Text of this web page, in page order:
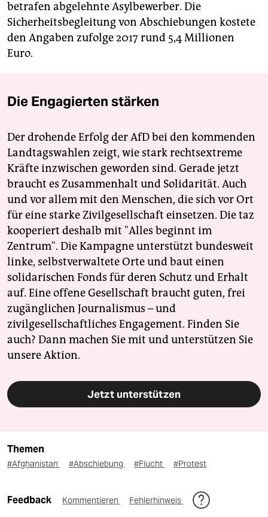
betrafen abgelehnte Asylbewerber. Die
Sicherheitsbegleitung von Abschiebungen kostete
den Angaben zufolge 2017 rund 5,4 Millionen
Euro.
Die Engagierten stärken
Der drohende Erfolg der AfD bei den kommenden
Landtagswahlen zeigt, wie stark rechtsextreme
Kräfte inzwischen geworden sind. Gerade jetzt
braucht es Zusammenhalt und Solidarität. Auch
und vor allem mit den Menschen, die sich vor Ort
für eine starke Zivilgesellschaft einsetzen. Die taz
kooperiert deshalb mit "Alles beginnt im
Zentrum". Die Kampagne unterstützt bundesweit
linke, selbstverwaltete Orte und baut einen
solidarischen Fonds für deren Schutz und Erhalt
auf. Eine offene Gesellschaft braucht guten, frei
zugänglichen Journalismus – und
zivilgesellschaftliches Engagement. Finden Sie
auch? Dann machen Sie mit und unterstützen Sie
unsere Aktion.
Jetzt unterstützen
Themen
#Afghanistan #Abschiebung #Flucht #Protest
Feedback Kommentieren Fehlerhinweis